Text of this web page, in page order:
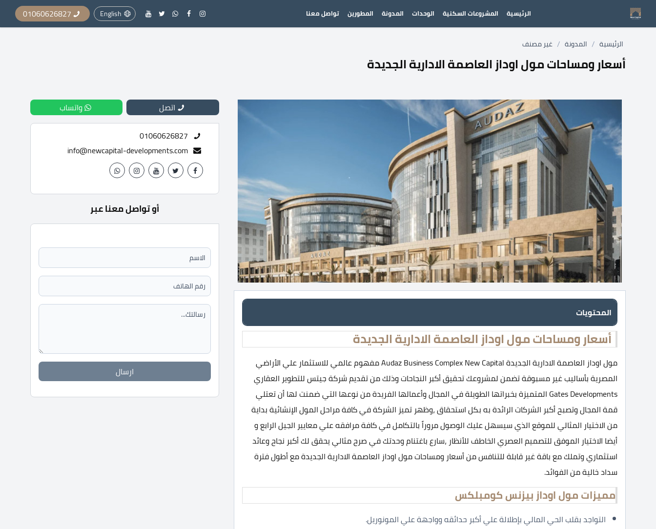
الرئيسية المشروعات السكنية الوحدات المدونة المطورين تواصل معنا English
01060626827
الرئيسية / المدونة / غير مصنف
أسعار ومساحات مول اوداز العاصمة الادارية الجديدة
المحتويات
أسعار ومساحات مول اوداز العاصمة الادارية الجديدة
مول اوداز العاصمة الادارية الجديدة Audaz Business Complex New Capital مفهوم عالمي للاستثمار علي الأراضي
المصرية بأساليب غير مسبوقة تضمن لمشروعك تحقيق أكبر النجاحات وذلك من تقديم شركة جيتس للتطوير العقاري
Gates Developments المتميزة بخبراتها الطويلة في المجال وأعمالها الفريدة من نوعها التي ضمنت لها أن تعتلي
قمة المجال وتصبح أكبر الشركات الرائدة به بكل استحقاق ،وظهر تميز الشركة في كافة مراحل المول الإنشائية بداية
من الاختيار المثالي للموقع الذي سيسهل عليك الوصول مروراً بالتكامل في كافة مرافقه علي معايير الجيل الرابع و
أيضا الاختيار الموفق للتصميم العصري الخاطف للأنظار ،سارع باغتنام وحدتك في صرح مثالي يحقق لك أكبر نجاح وعائد
استثماري وتملك مع باقة غير قابلة للتنافس من أسعار ومساحات مول اوداز العاصمة الادارية الجديدة مع أطول فترة
سداد خالية من الفوائد.
مميزات مول اوداز بيزنس كومبلكس
التواجد بقلب الحي المالي بإطلالة علي أكبر حدائقه وواجهة علي المونوريل.
اتصل
واتساب
01060626827
info@newcapital-developments.com
أو تواصل معنا عبر
ارسال